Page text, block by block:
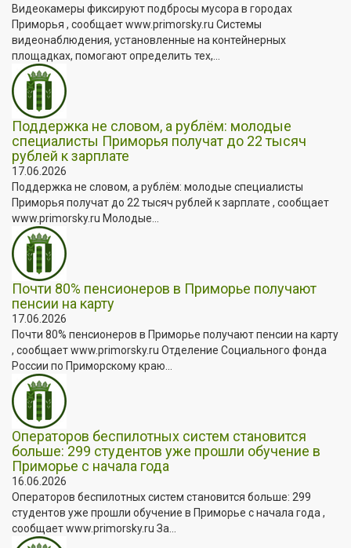
Видеокамеры фиксируют подбросы мусора в городах
Приморья , сообщает www.primorsky.ru Системы
видеонаблюдения, установленные на контейнерных
площадках, помогают определить тех,...
Поддержка не словом, а рублём: молодые
специалисты Приморья получат до 22 тысяч
рублей к зарплате
17.06.2026
Поддержка не словом, а рублём: молодые специалисты
Приморья получат до 22 тысяч рублей к зарплате , сообщает
www.primorsky.ru Молодые...
Почти 80% пенсионеров в Приморье получают
пенсии на карту
17.06.2026
Почти 80% пенсионеров в Приморье получают пенсии на карту
, сообщает www.primorsky.ru Отделение Социального фонда
России по Приморскому краю...
Операторов беспилотных систем становится
больше: 299 студентов уже прошли обучение в
Приморье с начала года
16.06.2026
Операторов беспилотных систем становится больше: 299
студентов уже прошли обучение в Приморье с начала года ,
сообщает www.primorsky.ru За...